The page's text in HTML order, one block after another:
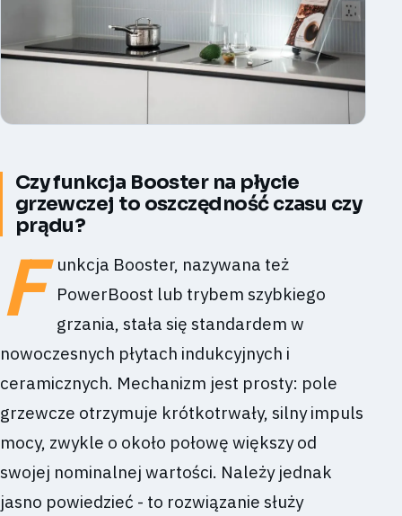
Czy funkcja Booster na płycie
grzewczej to oszczędność czasu czy
prądu?
F
unkcja Booster, nazywana też
PowerBoost lub trybem szybkiego
grzania, stała się standardem w
nowoczesnych płytach indukcyjnych i
ceramicznych. Mechanizm jest prosty: pole
grzewcze otrzymuje krótkotrwały, silny impuls
mocy, zwykle o około połowę większy od
swojej nominalnej wartości. Należy jednak
jasno powiedzieć - to rozwiązanie służy